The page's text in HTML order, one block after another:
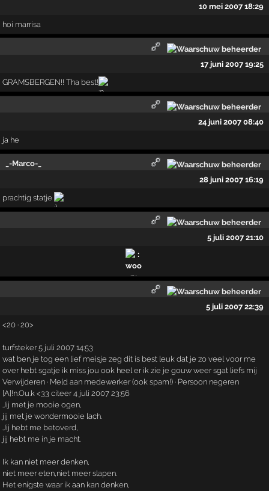
10 mei 2007 18:29
hoi marrisa
17 juni 2007 19:25
GRAMSBERGEN!! Tha best!
24 juni 2007 08:40
ja he
_-Marco-_
28 juni 2007 16:19
prachtig statje
5 juli 2007 21:10
5 juli 2007 22:39
<20 · 20>
turfsteker 5 juli 2007 14:53
wat ben je tog een lief meisje zeg dit is best leuk dat je zo veel voor me
over hebt sgatje ik miss jou ook heel er ik zie je gouw weer sgat liefs mij
Verwijderen · Meld aan medewerker (ook spam!) · Persoon negeren
[A]!n.­Ou.­k <33 citeer 4 juli 2007 23:56
Jij met je mooie ogen,
jij met je wondermooie lach.
Jij hebt me betoverd,
jij hebt me in je macht.
Ik kan niet meer denken,
niet meer eten,niet meer slapen.
Het enigste waar ik aan kan denken,